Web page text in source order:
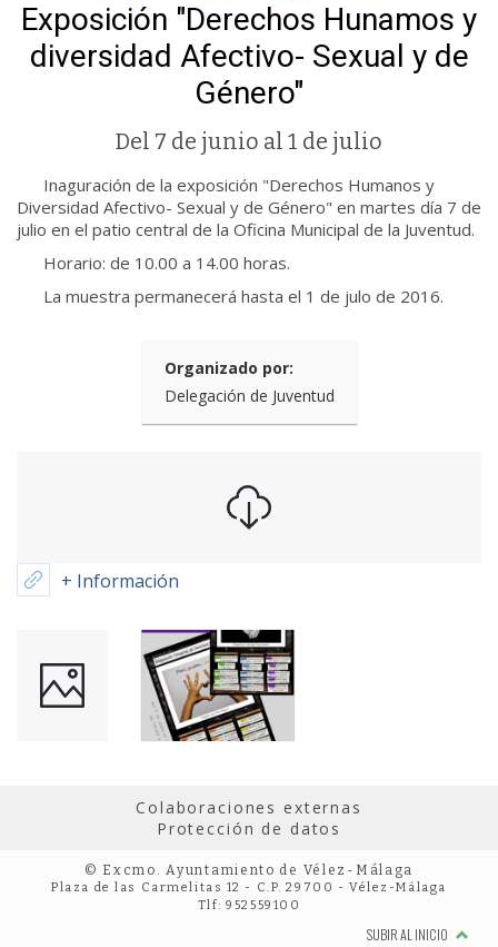
Exposición "Derechos Hunamos y
diversidad Afectivo- Sexual y de
Género"
Del 7 de junio al 1 de julio
Inaguración de la exposición "Derechos Humanos y
Diversidad Afectivo- Sexual y de Género" en martes día 7 de
julio en el patio central de la Oficina Municipal de la Juventud.
Horario: de 10.00 a 14.00 horas.
La muestra permanecerá hasta el 1 de julo de 2016.
Organizado por:
Delegación de Juventud
+ Información
Colaboraciones externas
Protección de datos
© Excmo. Ayuntamiento de Vélez-Málaga
Plaza de las Carmelitas 12 - C.P. 29700 - Vélez-Málaga
Tlf: 952559100
SUBIR AL INICIO